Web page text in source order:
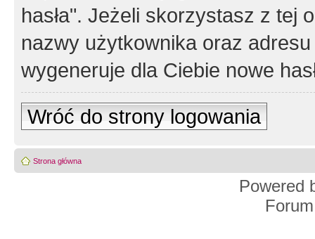
hasła". Jeżeli skorzystasz z tej
nazwy użytkownika oraz
wygeneruje dla Ciebie nowe
Wróć do strony logowania
Strona główna
Powered